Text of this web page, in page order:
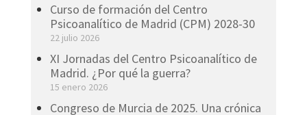
Curso de formación del Centro
Psicoanalítico de Madrid (CPM) 2028-30
22 julio 2026
XI Jornadas del Centro Psicoanalítico de
Madrid. ¿Por qué la guerra?
15 enero 2026
Congreso de Murcia de 2025. Una crónica